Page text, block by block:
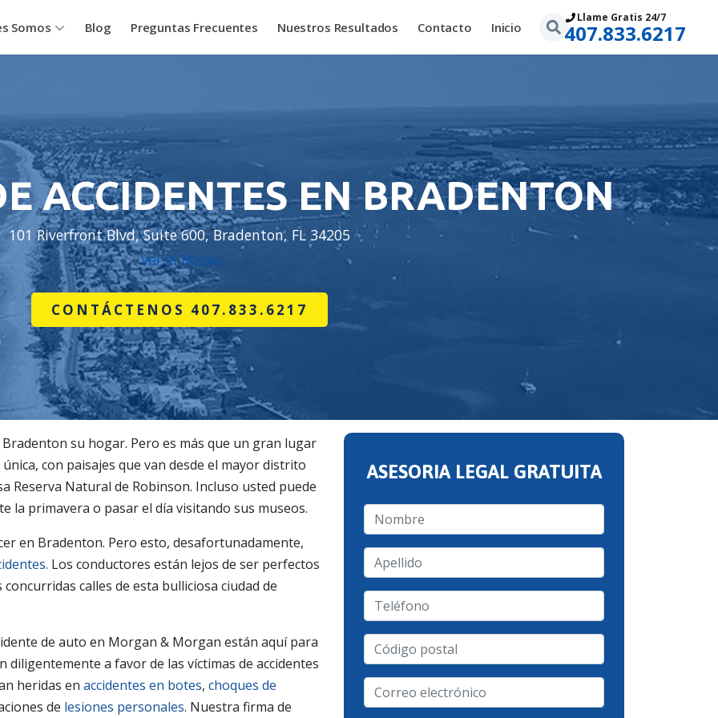
Somos Blog Preguntas Frecuentes Nuestros Resultados Contacto Inicio
Llame Gratis 24/7
407.833.6217
ACCIDENTES EN BRADENTON
101 Riverfront Blvd, Suite 600, Bradenton, FL 34205
Ver el Mapa
CONTÁCTENOS 407.833.6217
su hogar. Pero es más que un gran lugar
con paisajes que van desde el mayor distrito
Reserva Natural de Robinson. Incluso usted puede
primavera o pasar el día visitando sus museos.
en Bradenton. Pero esto, desafortunadamente,
. Los conductores están lejos de ser perfectos
calles de esta bulliciosa ciudad de
de auto en Morgan & Morgan están aquí para
a favor de las víctimas de accidentes
heridas en accidentes en botes, choques de
de lesiones personales. Nuestra firma de
ASESORIA LEGAL GRATUITA
Nombre
Apellido
Teléfono
Código
postal
Correo
electrónico